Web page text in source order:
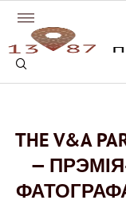
THE V&A
—